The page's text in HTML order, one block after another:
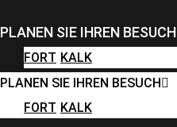
PLANEN SIE IHREN BESUCH
FORT KALK
PLANEN SIE IHREN BESUCH
FORT KALK
PLANEN SIE IHREN BESUCH
FORT KALK